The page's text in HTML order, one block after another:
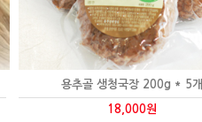
용추골 생청국장 200g * 5개
18,000원